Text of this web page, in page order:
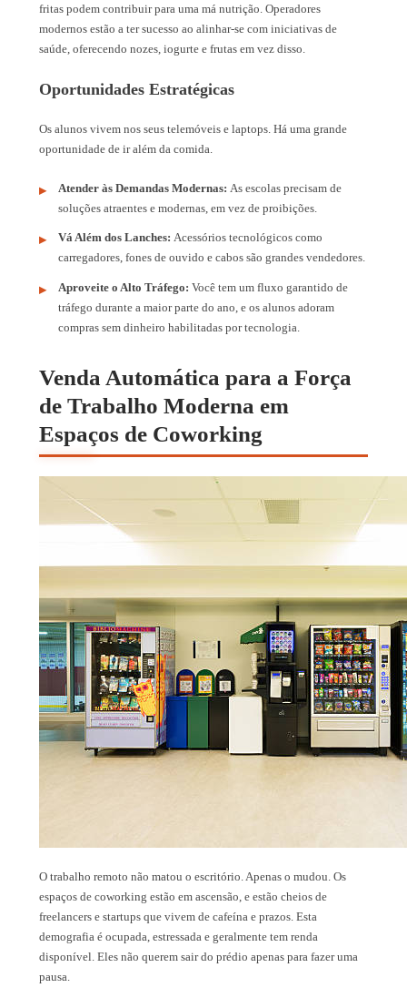
fritas podem contribuir para uma má nutrição. Operadores
modernos estão a ter sucesso ao alinhar-se com iniciativas de
saúde, oferecendo nozes, iogurte e frutas em vez disso.
Oportunidades Estratégicas
Os alunos vivem nos seus telemóveis e laptops. Há uma grande
oportunidade de ir além da comida.
Atender às Demandas Modernas: As escolas precisam de
soluções atraentes e modernas, em vez de proibições.
Vá Além dos Lanches: Acessórios tecnológicos como
carregadores, fones de ouvido e cabos são grandes vendedores.
Aproveite o Alto Tráfego: Você tem um fluxo garantido de
tráfego durante a maior parte do ano, e os alunos adoram
compras sem dinheiro habilitadas por tecnologia.
Venda Automática para a Força
de Trabalho Moderna em
Espaços de Coworking
O trabalho remoto não matou o escritório. Apenas o mudou. Os
espaços de coworking estão em ascensão, e estão cheios de
freelancers e startups que vivem de cafeína e prazos. Esta
demografia é ocupada, estressada e geralmente tem renda
disponível. Eles não querem sair do prédio apenas para fazer uma
pausa.